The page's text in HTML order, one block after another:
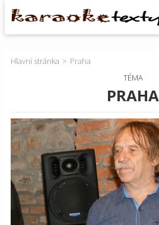
Hlavní stránka
Praha
TÉMA
PRAHA